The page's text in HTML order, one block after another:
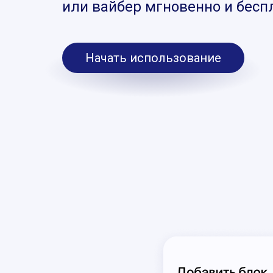
или вайбер мгновенно и
Начать использование